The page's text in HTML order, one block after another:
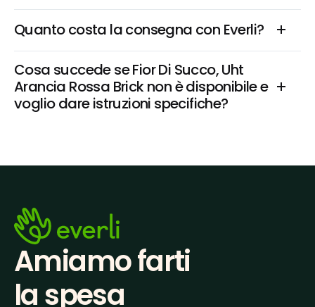
Quanto costa la consegna con Everli?
Cosa succede se Fior Di Succo, Uht
Arancia Rossa Brick non è disponibile e
voglio dare istruzioni specifiche?
Amiamo farti
la spesa